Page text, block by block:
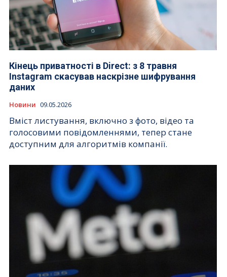
Кінець приватності в Direct: з 8 травня
Instagram скасував наскрізне шифрування
даних
Новини 09.05.2026
Вміст листування, включно з фото, відео та
голосовими повідомленнями, тепер стане
доступним для алгоритмів компанії.